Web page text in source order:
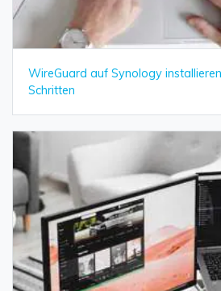
WireGuard auf Synology
Schritten